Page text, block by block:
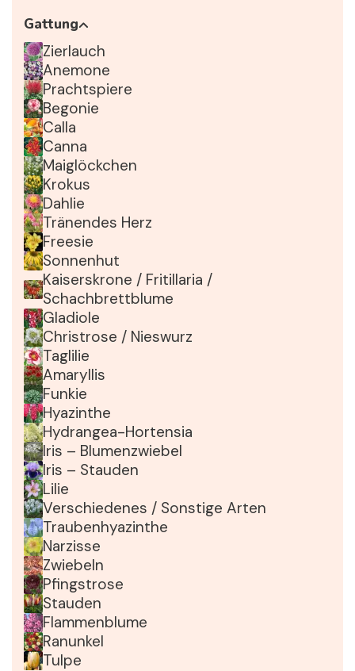
Gattung
Zierlauch
Anemone
Prachtspiere
Begonie
Calla
Canna
Maiglöckchen
Krokus
Dahlie
Tränendes Herz
Freesie
Sonnenhut
Kaiserskrone / Fritillaria /
Schachbrettblume
Gladiole
Christrose / Nieswurz
Taglilie
Amaryllis
Funkie
Hyazinthe
Hydrangea-Hortensia
Iris – Blumenzwiebel
Iris – Stauden
Lilie
Verschiedenes / Sonstige Arten
Traubenhyazinthe
Narzisse
Zwiebeln
Pfingstrose
Stauden
Flammenblume
Ranunkel
Tulpe